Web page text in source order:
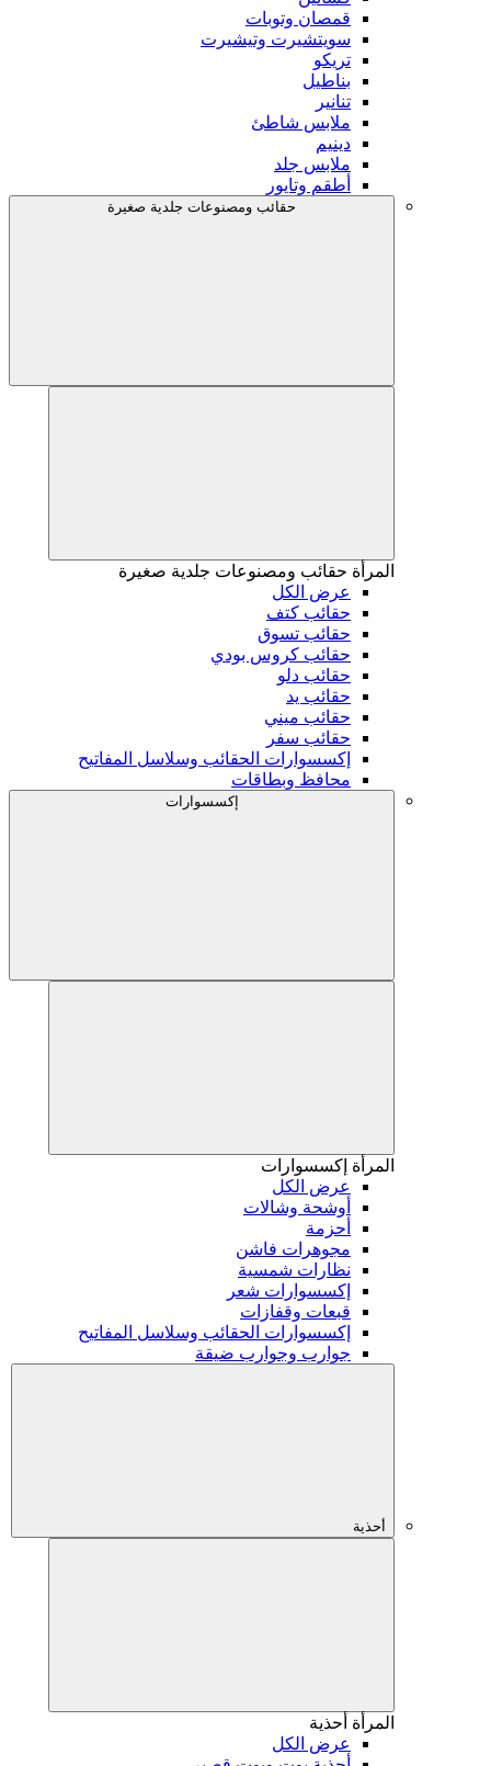
قمصان وتوبات
سويتشيرت وتيشيرت
تريكو
بناطيل
تنانير
ملابس شاطئ
دينيم
ملابس جلد
أطقم وتايور
حقائب ومصنوعات جلدية صغيرة
المرأة حقائب ومصنوعات جلدية صغيرة
عرض الكل
حقائب كتف
حقائب تسوق
حقائب كروس بودي
حقائب دلو
حقائب يد
حقائب ميني
حقائب سفر
إكسسوارات الحقائب وسلاسل المفاتيح
محافظ وبطاقات
إكسسوارات
المرأة إكسسوارات
عرض الكل
أوشحة وشالات
أحزمة
مجوهرات فاشن
نظارات شمسية
إكسسوارات شعر
قبعات وقفازات
إكسسوارات الحقائب وسلاسل المفاتيح
جوارب وجوارب ضيقة
أحذية
المرأة أحذية
عرض الكل